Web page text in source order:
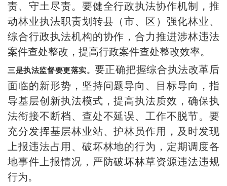
责、守土尽责。要健全行政执法协作机制，推
动林业执法职责划转县（市、区）强化林业、
综合行政执法机构的协作，合力推进涉林违法
案件查处整改，提高行政案件查处整改效率。
三是执法监督要更落实。 要正确把握综合执法改革后
面临的新形势，坚持问题导向、目标导向，指
导基层创新执法模式，提高执法质效，确保执
法衔接不断档、查处不延误、工作不脱节。要
充分发挥基层林业站、护林员作用，及时发现
上报违法占用、破坏林地的行为，定期调度各
地事件上报情况，严防破坏林草资源违法违规
行为。